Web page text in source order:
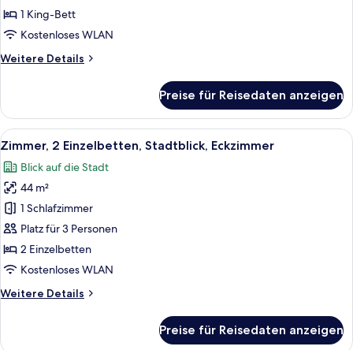
Bett,
Stadtblick
1 King-Bett
Kostenloses WLAN
Weitere Details
Weitere
Zimmer,
1 King-
Bett,
Preise für Reisedaten anzeigen
Alle
Fotos
für
Zimmer,
2 Einzelbetten,
Stadtblick,
Eckzimmer
anzeigen
Ein Hotelzimmer mit zwei Betten,
6
Zimmer, 2 Einzelbetten, Stadtblick, Eckzimmer
Blick auf die Stadt
44 m²
1 Schlafzimmer
Platz für 3 Personen
2 Einzelbetten
Kostenloses WLAN
Weitere Details
Weitere
Preise für Reisedaten anzeigen